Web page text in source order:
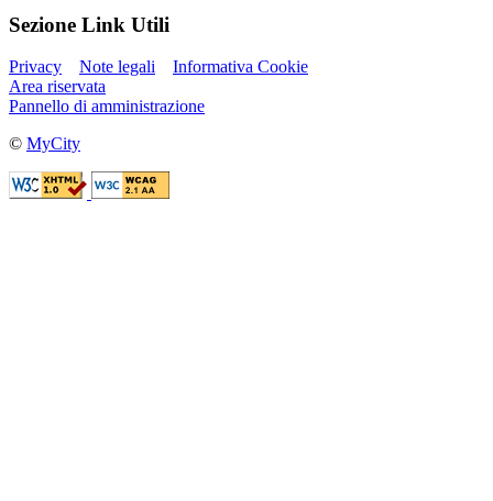
Sezione Link Utili
Privacy Note legali
Informativa Cookie
Area riservata
Pannello di amministrazione
© MyCity